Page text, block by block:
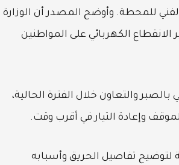
للمحطة. وأوضح المصدر أن الوزارة
الانقطاع الكهربائي على المواطنين
والتعاون خلال الفترة الحالية،
وإعادة التيار في أقرب وقت.
لتوضيح تفاصيل الحريق وأسبابه